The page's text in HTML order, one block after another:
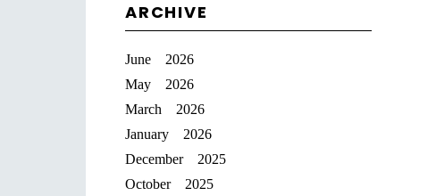
ARCHIVE
June 2026
May 2026
March 2026
January 2026
December 2025
October 2025